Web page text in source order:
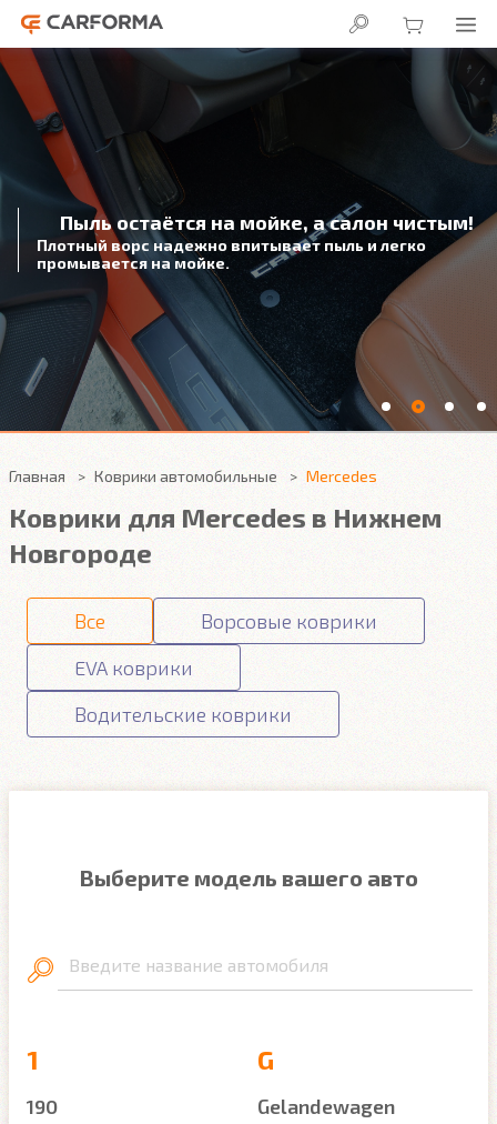
Пыль остаётся на мойке, а салон чистым!
Плотный ворс надежно впитывает пыль и легко
промывается на мойке.
Главная Коврики автомобильные Mercedes
Коврики для Mercedes в Нижнем
Новгороде
Все
Ворсовые коврики
EVA коврики
Водительские коврики
Выберите модель вашего авто
Введите название автомобиля
1
190
G
Gelandewagen